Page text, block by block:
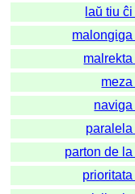
laŭ tiu
parton de